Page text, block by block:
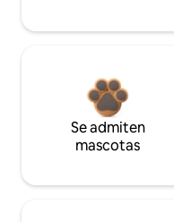
Se admiten
mascotas